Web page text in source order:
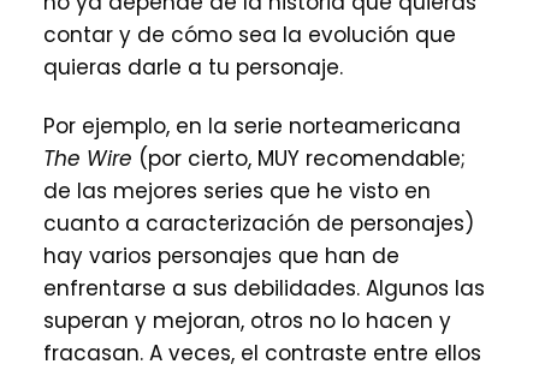
contar y de cómo sea la evolución que
quieras darle a tu personaje.
Por ejemplo, en la serie norteamericana
The Wire (por cierto, MUY recomendable;
de las mejores series que he visto en
cuanto a caracterización de personajes)
hay varios personajes que han de
enfrentarse a sus debilidades. Algunos las
superan y mejoran, otros no lo hacen y
fracasan. A veces, el contraste entre ellos